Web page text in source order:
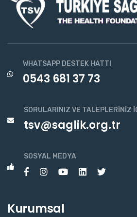
WHATSAPP DESTEK HATTI
0543 681 37 73
SORULARINIZ VE TALEPLERINIZ
tsv@saglik.org.tr
SOSYAL MEDYA
Kurumsal